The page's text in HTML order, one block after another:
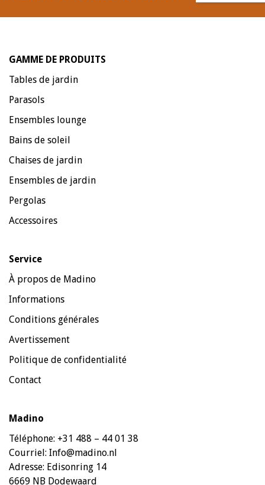
GAMME DE PRODUITS
Tables de jardin
Parasols
Ensembles lounge
Bains de soleil
Chaises de jardin
Ensembles de jardin
Pergolas
Accessoires
Service
À propos de Madino
Informations
Conditions générales
Avertissement
Politique de confidentialité
Contact
Madino
Téléphone: +31 488 – 44 01 38
Courriel: Info@madino.nl
Adresse: Edisonring 14
6669 NB Dodewaard